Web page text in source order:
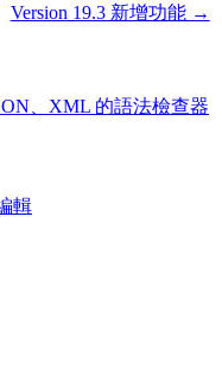
Version 19.3 新增功能 →
、XML 的語法檢查器
輯